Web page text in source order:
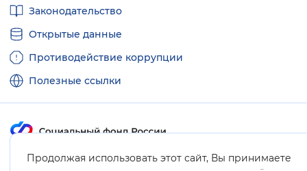
Продолжая использовать этот сайт, Вы принимаете
ссылкиЗаконодательство
Открытые данные
Противодействие коррупции
Полезные ссылки
Карта сайта